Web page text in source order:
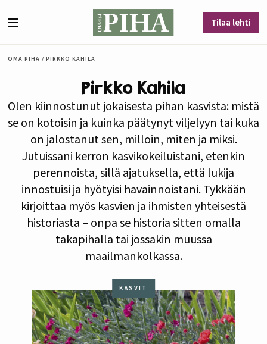
Tilaa lehti
OMA PIHA / PIRKKO KAHILA
Pirkko Kahila
Olen kiinnostunut jokaisesta pihan kasvista: mistä
se on kotoisin ja kuinka päätynyt viljelyyn tai kuka
on jalostanut sen, milloin, miten ja miksi.
Jutuissani kerron kasvikokeiluistani, etenkin
perennoista, sillä ajatuksella, että lukija
innostuisi ja hyötyisi havainnoistani. Tykkään
kirjoittaa myös kasvien ja ihmisten yhteisestä
historiasta – onpa se historia sitten omalla
takapihalla tai jossakin muussa
maailmankolkassa.
KASVIT